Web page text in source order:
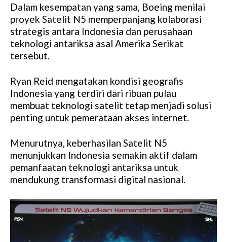
Dalam kesempatan yang sama, Boeing menilai
proyek Satelit N5 memperpanjang kolaborasi
strategis antara Indonesia dan perusahaan
teknologi antariksa asal Amerika Serikat
tersebut.
Ryan Reid mengatakan kondisi geografis
Indonesia yang terdiri dari ribuan pulau
membuat teknologi satelit tetap menjadi solusi
penting untuk pemerataan akses internet.
Menurutnya, keberhasilan Satelit N5
menunjukkan Indonesia semakin aktif dalam
pemanfaatan teknologi antariksa untuk
mendukung transformasi digital nasional.